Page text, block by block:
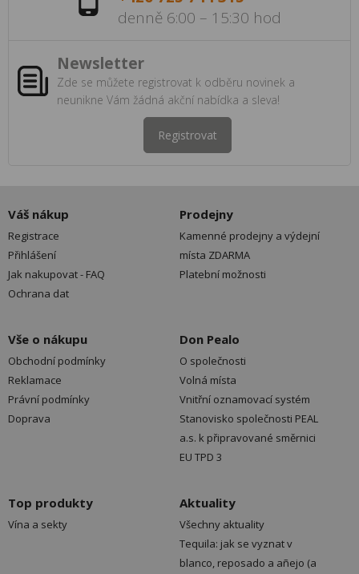
denně 6:00 – 15:30 hod
Newsletter
Zde se můžete registrovat k odběru novinek a
neunikne Vám žádná akční nabídka a sleva!
Registrovat
Váš nákup
Registrace
Přihlášení
Jak nakupovat - FAQ
Ochrana dat
Prodejny
Kamenné prodejny a výdejní
místa ZDARMA
Platební možnosti
Vše o nákupu
Obchodní podmínky
Reklamace
Právní podmínky
Doprava
Don Pealo
O společnosti
Volná místa
Vnitřní oznamovací systém
Stanovisko společnosti PEAL
a.s. k připravované směrnici
EU TPD 3
Top produkty
Vína a sekty
Aktuality
Všechny aktuality
Tequila: jak se vyznat v
blanco, reposado a añejo (a